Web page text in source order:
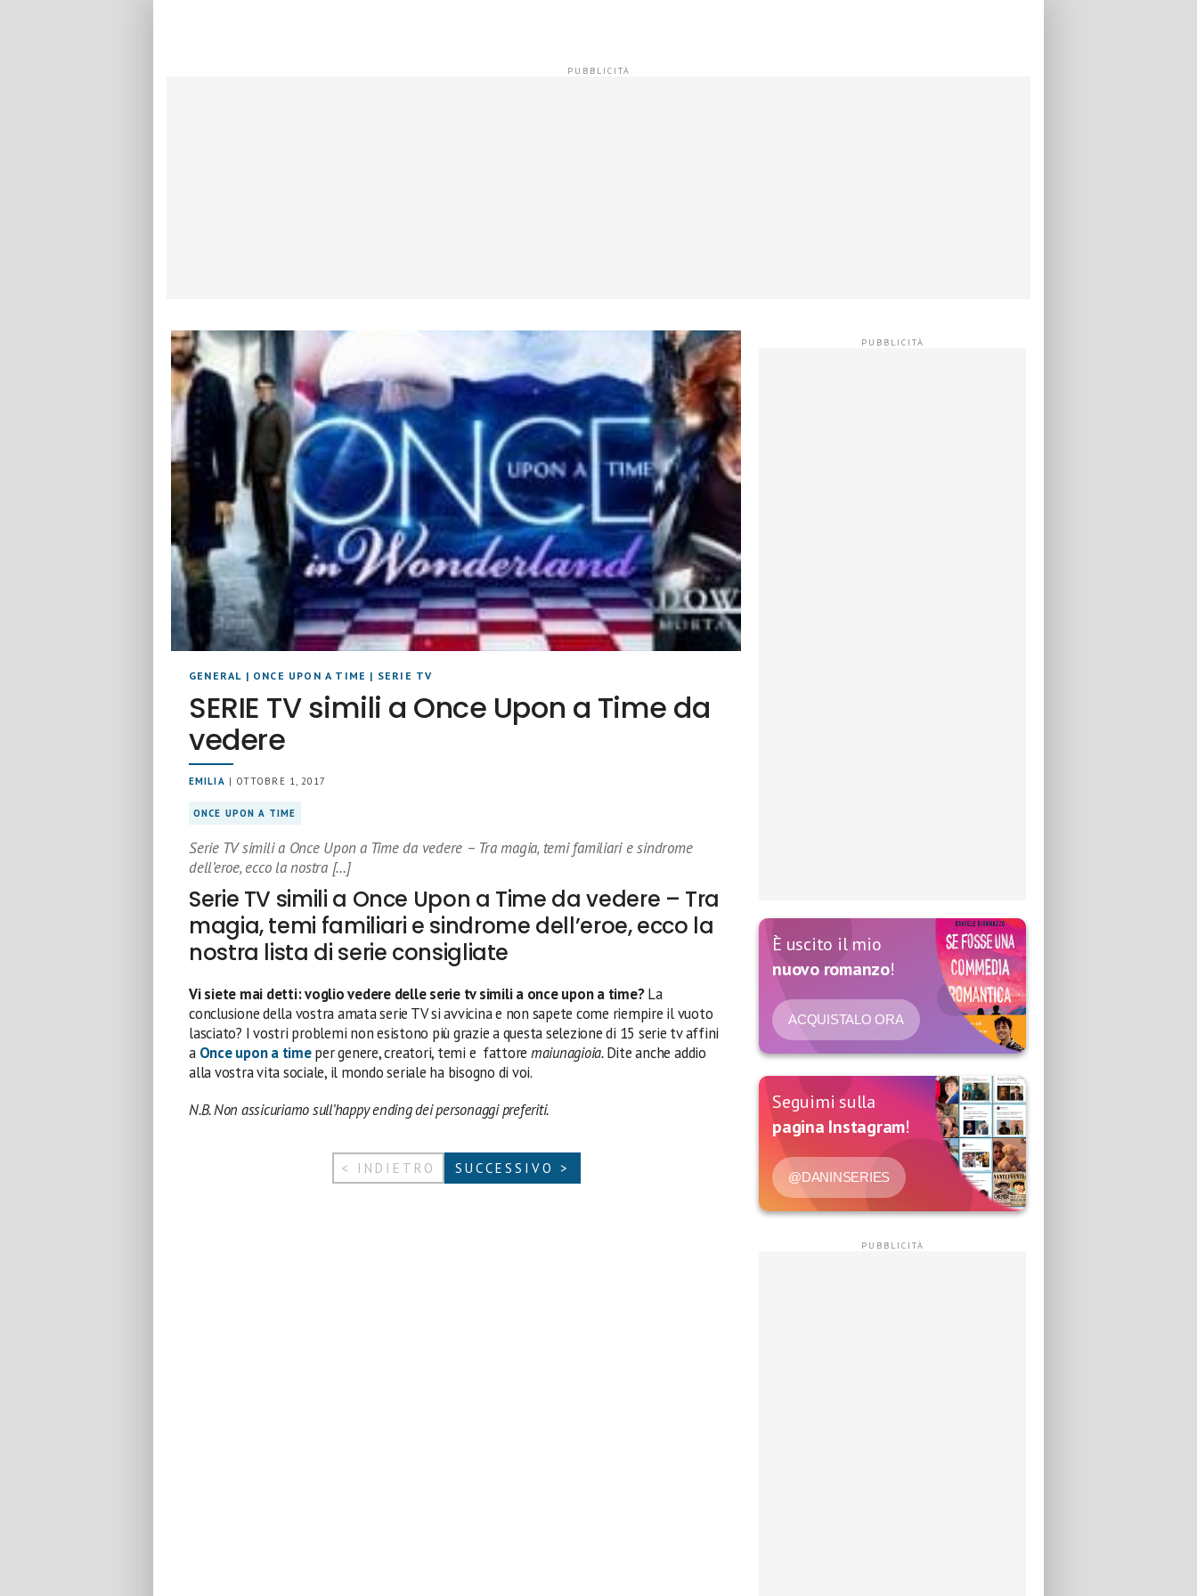
GENERAL | ONCE UPON A TIME | SERIE TV
SERIE TV simili a Once Upon a Time da
vedere
EMILIA | OTTOBRE 1, 2017
ONCE UPON A TIME
Serie TV simili a Once Upon a Time da vedere – Tra magia, temi familiari e sindrome
dell’eroe, ecco la nostra […]
Serie TV simili a Once Upon a Time da vedere – Tra
magia, temi familiari e sindrome dell’eroe, ecco la
nostra lista di serie consigliate
Vi siete mai detti: voglio vedere delle serie tv simili a once upon a time?La
conclusione della vostra amata serie TV si avvicina e non sapete come riempire il vuoto
lasciato? I vostri problemi non esistono più grazie a questa selezione di 15 serie tv affini
a Once upon a timeper genere, creatori, temi e fattore maiunagioia.Dite anche addio
alla vostra vita sociale, il mondo seriale ha bisogno di voi.
N.B. Non assicuriamo sull’happy ending dei personaggi preferiti.
< INDIETRO SUCCESSIVO >
È uscito il mio
nuovo romanzo!
ACQUISTALO ORA
Seguimi sulla
pagina Instagram!
@DANINSERIES